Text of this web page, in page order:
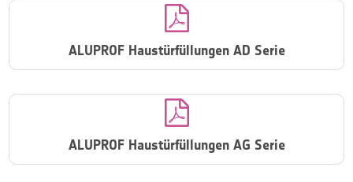

ALUPROF Haustürfüllungen AD Serie

ALUPROF Haustürfüllungen AG Serie